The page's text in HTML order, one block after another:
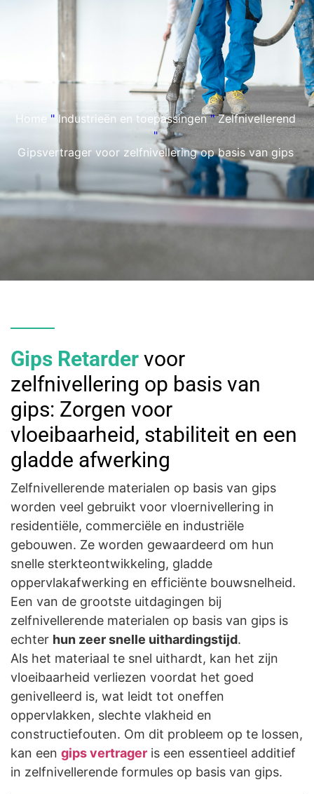
Home " Industrieën en toepassingen " Zelfnivellerend
"
Gipsvertrager voor zelfnivellering op basis van gips
Gips Retarder voor
zelfnivellering op basis van
gips: Zorgen voor
vloeibaarheid, stabiliteit en een
gladde afwerking
Zelfnivellerende materialen op basis van gips
worden veel gebruikt voor vloernivellering in
residentiële, commerciële en industriële
gebouwen. Ze worden gewaardeerd om hun
snelle sterkteontwikkeling, gladde
oppervlakafwerking en efficiënte bouwsnelheid.
Een van de grootste uitdagingen bij
zelfnivellerende materialen op basis van gips is
echter hun zeer snelle uithardingstijd.
Als het materiaal te snel uithardt, kan het zijn
vloeibaarheid verliezen voordat het goed
genivelleerd is, wat leidt tot oneffen
oppervlakken, slechte vlakheid en
constructiefouten. Om dit probleem op te lossen,
kan een gipsvertrager is een essentieel additief
in zelfnivellerende formules op basis van gips.